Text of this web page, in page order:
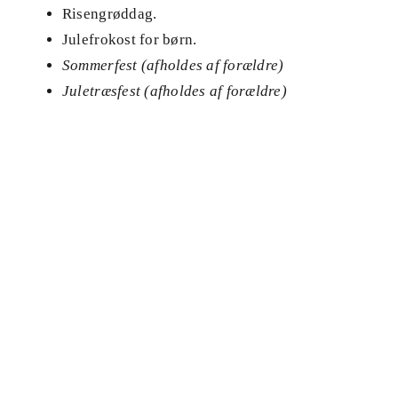
Risengrøddag.
Julefrokost for børn.
Sommerfest (afholdes af forældre)
Juletræsfest (afholdes af forældre)